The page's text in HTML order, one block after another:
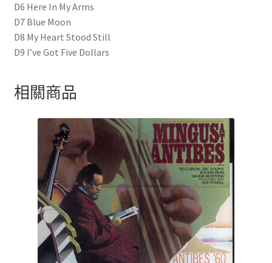
D6 Here In My Arms
D7 Blue Moon
D8 My Heart Stood Still
D9 I’ve Got Five Dollars
相關商品